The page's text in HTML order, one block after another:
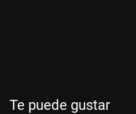
Te puede gustar